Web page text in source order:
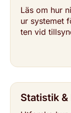
Läs om hur
ur systemet
ten vid
Statistik &